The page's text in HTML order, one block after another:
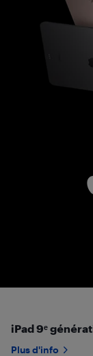
iPad 9ᵉ
Plus d'info